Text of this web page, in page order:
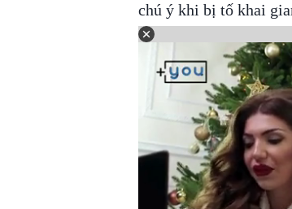
chú ý khi bị tố khai